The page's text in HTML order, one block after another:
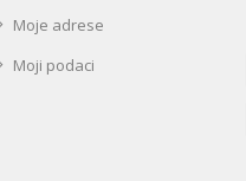
Moje adrese
Moji podaci